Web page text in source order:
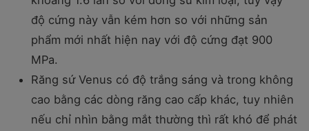
độ cứng này vẫn kém hơn so với những sản
phẩm mới nhất hiện nay với độ cứng đạt 900
MPa.
Răng sứ Venus có độ trắng sáng và trong không
cao bằng các dòng răng cao cấp khác, tuy nhiên
nếu chỉ nhìn bằng mắt thường thì rất khó để phát